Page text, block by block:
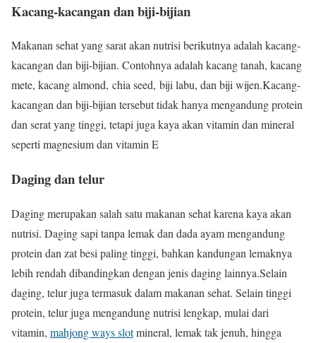
Kacang-kacangan dan biji-bijian
Makanan sehat yang sarat akan nutrisi berikutnya adalah kacang-
kacangan dan biji-bijian. Contohnya adalah kacang tanah, kacang
mete, kacang almond, chia seed, biji labu, dan biji wijen.Kacang-
kacangan dan biji-bijian tersebut tidak hanya mengandung protein
dan serat yang tinggi, tetapi juga kaya akan vitamin dan mineral
seperti magnesium dan vitamin E
Daging dan telur
Daging merupakan salah satu makanan sehat karena kaya akan
nutrisi. Daging sapi tanpa lemak dan dada ayam mengandung
protein dan zat besi paling tinggi, bahkan kandungan lemaknya
lebih rendah dibandingkan dengan jenis daging lainnya.Selain
daging, telur juga termasuk dalam makanan sehat. Selain tinggi
protein, telur juga mengandung nutrisi lengkap, mulai dari
vitamin, mahjong ways slotmineral, lemak tak jenuh, hingga